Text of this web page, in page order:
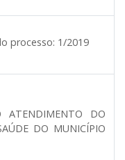
processo: 1/2019
ATENDIMENTO DO
DO MUNICÍPIO